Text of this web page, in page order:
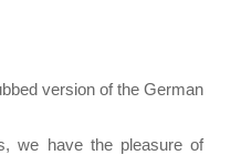
version of the German
we have the pleasure of